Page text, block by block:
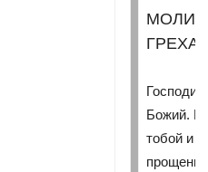
Господи
Божий.
тобой и